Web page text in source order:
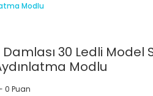
Modlu
30 Ledli Model
Modlu
0 Puan